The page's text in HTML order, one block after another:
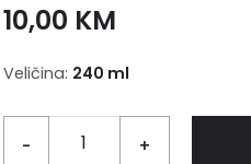
10,00 KM
Veličina: 240 ml
- +